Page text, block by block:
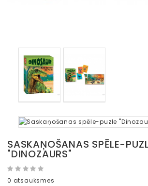
SASKAŅOŠANAS SPĒLE-
"DINOZAURS"
0 atsauksmes